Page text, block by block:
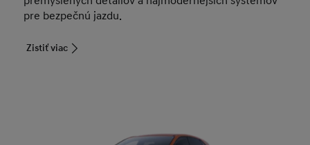
pre bezpečnú jazdu.
Zistiť viac